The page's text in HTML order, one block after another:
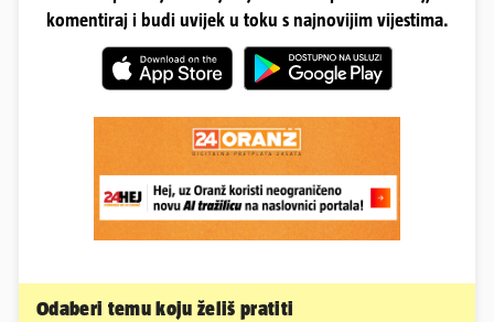
komentiraj i budi uvijek u toku s najnovijim vijestima.
Odaberi temu koju želiš pratiti